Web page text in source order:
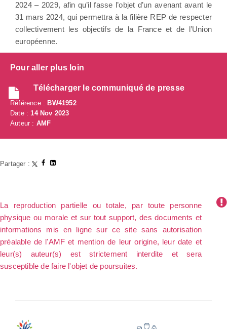
2024 – 2029, afin qu’il fasse l’objet d’un avenant avant le
31 mars 2024, qui permettra à la filière REP de respecter
collectivement les objectifs de la France et de l’Union
européenne.
Pour aller plus loin
Télécharger le communiqué de presse
Référence : BW41952
Date :14 Nov 2023
Auteur : AMF
Partager :
La reproduction partielle ou totale, par toute personne
physique ou morale et sur tout support, des documents et
informations mis en ligne sur ce site sans autorisation
préalable de l'AMF et mention de leur origine, leur date et
leur(s) auteur(s) est strictement interdite et sera
susceptible de faire l'objet de poursuites.